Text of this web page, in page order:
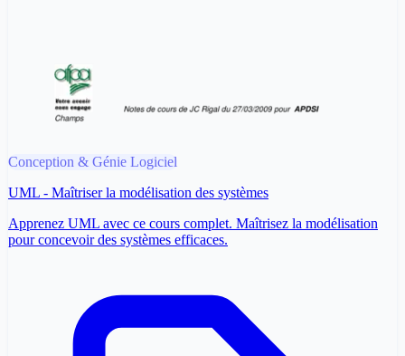
Conception & Génie Logiciel
UML - Maîtriser la modélisation des systèmes
Apprenez UML avec ce cours complet. Maîtrisez la modélisation
pour concevoir des systèmes efficaces.